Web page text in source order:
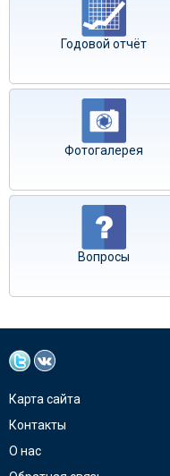
Годовой отчёт
Фотогалерея
Вопросы
Карта сайта
Контакты
О нас